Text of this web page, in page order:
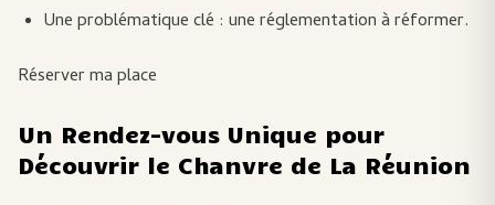
Une problématique clé : une réglementation à réformer.
Réserver ma place
Un Rendez-vous Unique pour
Découvrir le Chanvre de La Réunion